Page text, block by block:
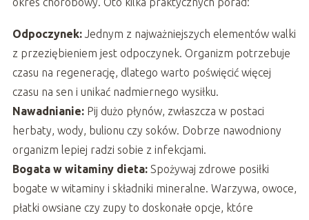
Odpoczynek:Jednym z najważniejszych elementów walki
z przeziębieniem jest odpoczynek. Organizm potrzebuje
czasu na regenerację, dlatego warto poświęcić więcej
czasu na sen i unikać nadmiernego wysiłku.
Nawadnianie:Pij dużo płynów, zwłaszcza w postaci
herbaty, wody, bulionu czy soków. Dobrze nawodniony
organizm lepiej radzi sobie z infekcjami.
Bogata w witaminy dieta:Spożywaj zdrowe posiłki
bogate w witaminy i składniki mineralne. Warzywa, owoce,
płatki owsiane czy zupy to doskonałe opcje, które